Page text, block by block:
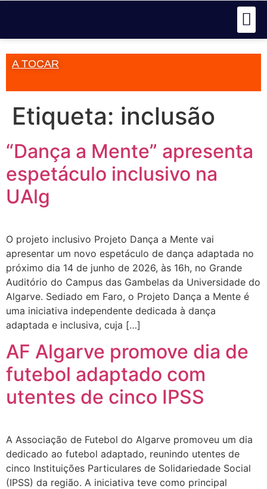
A TOCAR
Etiqueta: inclusão
“Dança a Mente” apresenta
espetáculo inclusivo na
UAlg
O projeto inclusivo Projeto Dança a Mente vai
apresentar um novo espetáculo de dança adaptada no
próximo dia 14 de junho de 2026, às 16h, no Grande
Auditório do Campus das Gambelas da Universidade do
Algarve. Sediado em Faro, o Projeto Dança a Mente é
uma iniciativa independente dedicada à dança
adaptada e inclusiva, cuja […]
AF Algarve promove dia de
futebol adaptado com
utentes de cinco IPSS
A Associação de Futebol do Algarve promoveu um dia
dedicado ao futebol adaptado, reunindo utentes de
cinco Instituições Particulares de Solidariedade Social
(IPSS) da região. A iniciativa teve como principal